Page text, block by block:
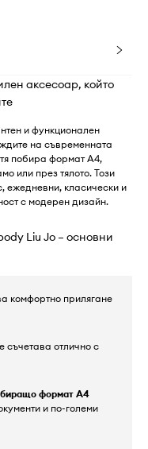
аксесоар, който
и функционален
на съвременната
побира формат А4,
или през тялото. Този
ежедневни, класически и
с модерен дизайн.
Liu Jo – основни
комфортно прилягане
съчетава отлично с
формат А4
и по-големи